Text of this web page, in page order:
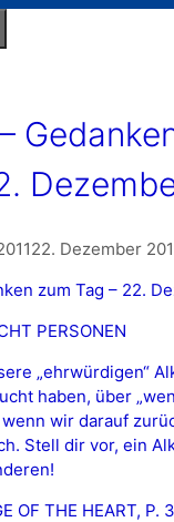
22. Dezember
zum Tag – 22.
PERSONEN
„ehrwürdigen“
haben, über
wir darauf
Stell dir vor, ein
OF THE HEART, P.